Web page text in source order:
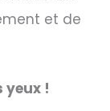
et de
yeux !